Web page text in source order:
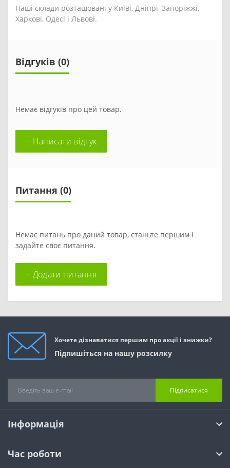
Наші склади розташовані у Київі, Дніпрі, Запоріжжі,
Харкові, Одесі і Львові.
Відгуків (0)
Немає відгуків про цей товар.
+ Написати відгук
Питання (0)
Немає питань про даний товар, станьте першим і
задайте своє питання.
+ Додати питання
Хочете дізнаватися першим про акції і знижки?
Підпишіться на нашу розсилку
Підписатися
Інформація
Час роботи